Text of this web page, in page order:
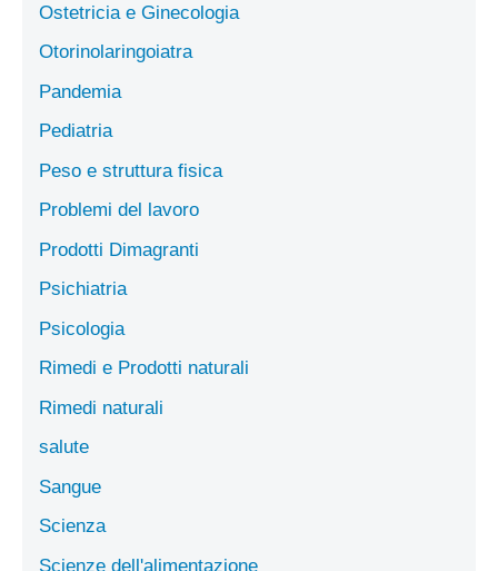
Ostetricia e Ginecologia
Otorinolaringoiatra
Pandemia
Pediatria
Peso e struttura fisica
Problemi del lavoro
Prodotti Dimagranti
Psichiatria
Psicologia
Rimedi e Prodotti naturali
Rimedi naturali
salute
Sangue
Scienza
Scienze dell'alimentazione